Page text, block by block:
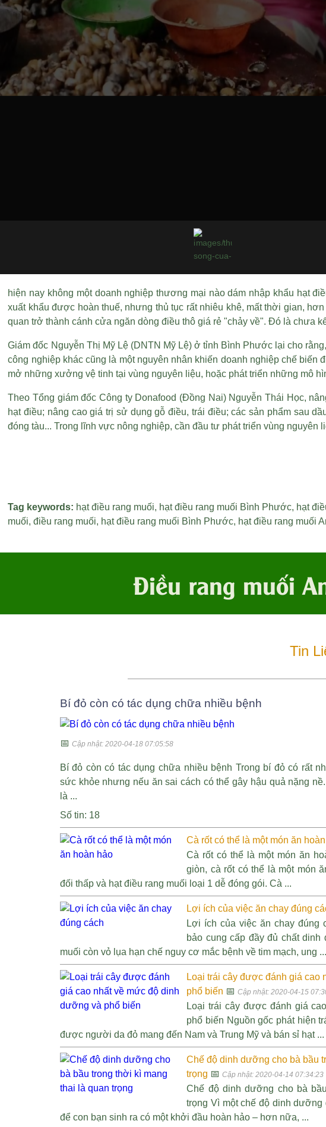
hiện nay không một doanh nghiệp thương mại nào dám nhập khẩu hạt
xuất khẩu được hoàn thuế, nhưng thủ tục rất nhiêu khê, mất thời gian,
quan trở thành cánh cửa ngăn dòng điều thô giá rẻ "chảy về". Đó là chưa
Giám đốc Nguyễn Thị Mỹ Lệ (DNTN Mỹ Lệ) ở tỉnh Bình Phước lại cho
công nghiệp khác cũng là một nguyên nhân khiến doanh nghiệp chế
mở những xưởng vệ tinh tại vùng nguyên liệu, hoặc phát triển những mô
Theo Tổng giám đốc Công ty Donafood (Đồng Nai) Nguyễn Thái Học,
hạt điều; nâng cao giá trị sử dụng gỗ điều, trái điều; các sản phẩm sau
đóng tàu... Trong lĩnh vực nông nghiệp, cần đầu tư phát triển vùng
Tag keywords: hạt điều rang muối, hạt điều rang muối Bình Phước, hạt
muối,điều rang muối, hạt điều rang muối Bình Phước, hạt điều rang muối
Điều rang muối
Tin
Bí đỏ còn có tác dụng chữa nhiều bệnh
📅 Cập nhật: 2020-04-18 07:05:58
Bí đỏ còn có tác dụng chữa nhiều bệnh Trong bí đỏ có rất
sức khỏe nhưng nếu ăn sai cách có thể gây hậu quả nặng
là ...
Số tin: 18
Cà rốt có thể là một món ăn
Cà rốt có thể là một món ăn
giòn, cà rốt có thể là một món
đối thấp và hạt điều rang muối loại 1 dễ đóng gói. Cà ...
Lợi ích của việc ăn chay đúng
Lợi ích của việc ăn chay đúng
bảo cung cấp đầy đủ chất
muối còn vỏ lụa hạn chế nguy cơ mắc bệnh về tim mạch, ung ...
Loại trái cây được đánh giá cao
phổ biến 📅Cập nhật: 2020-04-15
Loại trái cây được đánh giá
phổ biến Nguồn gốc phát hiện
được người da đỏ mang đến Nam và Trung Mỹ và bán sỉ hạt ...
Chế độ dinh dưỡng cho bà bầu
trọng 📅Cập nhật: 2020-04-14 07:34:23
Chế độ dinh dưỡng cho bà
trọng Vì một chế độ dinh dưỡng
để con bạn sinh ra có một khởi đầu hoàn hảo – hơn nữa, ...